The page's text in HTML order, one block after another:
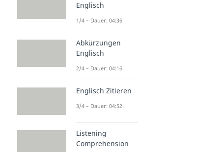
Englisch
1/4 – Dauer: 04:36
Abkürzungen
Englisch
2/4 – Dauer: 04:16
Englisch Zitieren
3/4 – Dauer: 04:52
Listening
Comprehension